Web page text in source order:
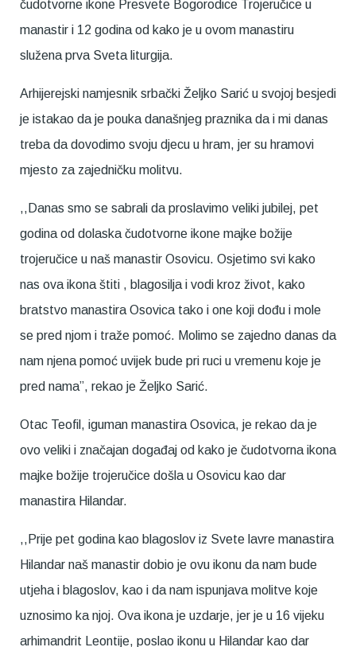
čudotvorne ikone Presvete Bogorodice Trojeručice u
manastir i 12 godina od kako je u ovom manastiru
služena prva Sveta liturgija.
Arhijerejski namjesnik srbački Željko Sarić u svojoj besjedi
je istakao da je pouka današnjeg praznika da i mi danas
treba da dovodimo svoju djecu u hram, jer su hramovi
mjesto za zajedničku molitvu.
,,Danas smo se sabrali da proslavimo veliki jubilej, pet
godina od dolaska čudotvorne ikone majke božije
trojeručice u naš manastir Osovicu. Osjetimo svi kako
nas ova ikona štiti , blagosilja i vodi kroz život, kako
bratstvo manastira Osovica tako i one koji dođu i mole
se pred njom i traže pomoć. Molimo se zajedno danas da
nam njena pomoć uvijek bude pri ruci u vremenu koje je
pred nama”, rekao je Željko Sarić.
Otac Teofil, iguman manastira Osovica, je rekao da je
ovo veliki i značajan događaj od kako je čudotvorna ikona
majke božije trojeručice došla u Osovicu kao dar
manastira Hilandar.
,,Prije pet godina kao blagoslov iz Svete lavre manastira
Hilandar naš manastir dobio je ovu ikonu da nam bude
utjeha i blagoslov, kao i da nam ispunjava molitve koje
uznosimo ka njoj. Ova ikona je uzdarje, jer je u 16 vijeku
arhimandrit Leontije, poslao ikonu u Hilandar kao dar